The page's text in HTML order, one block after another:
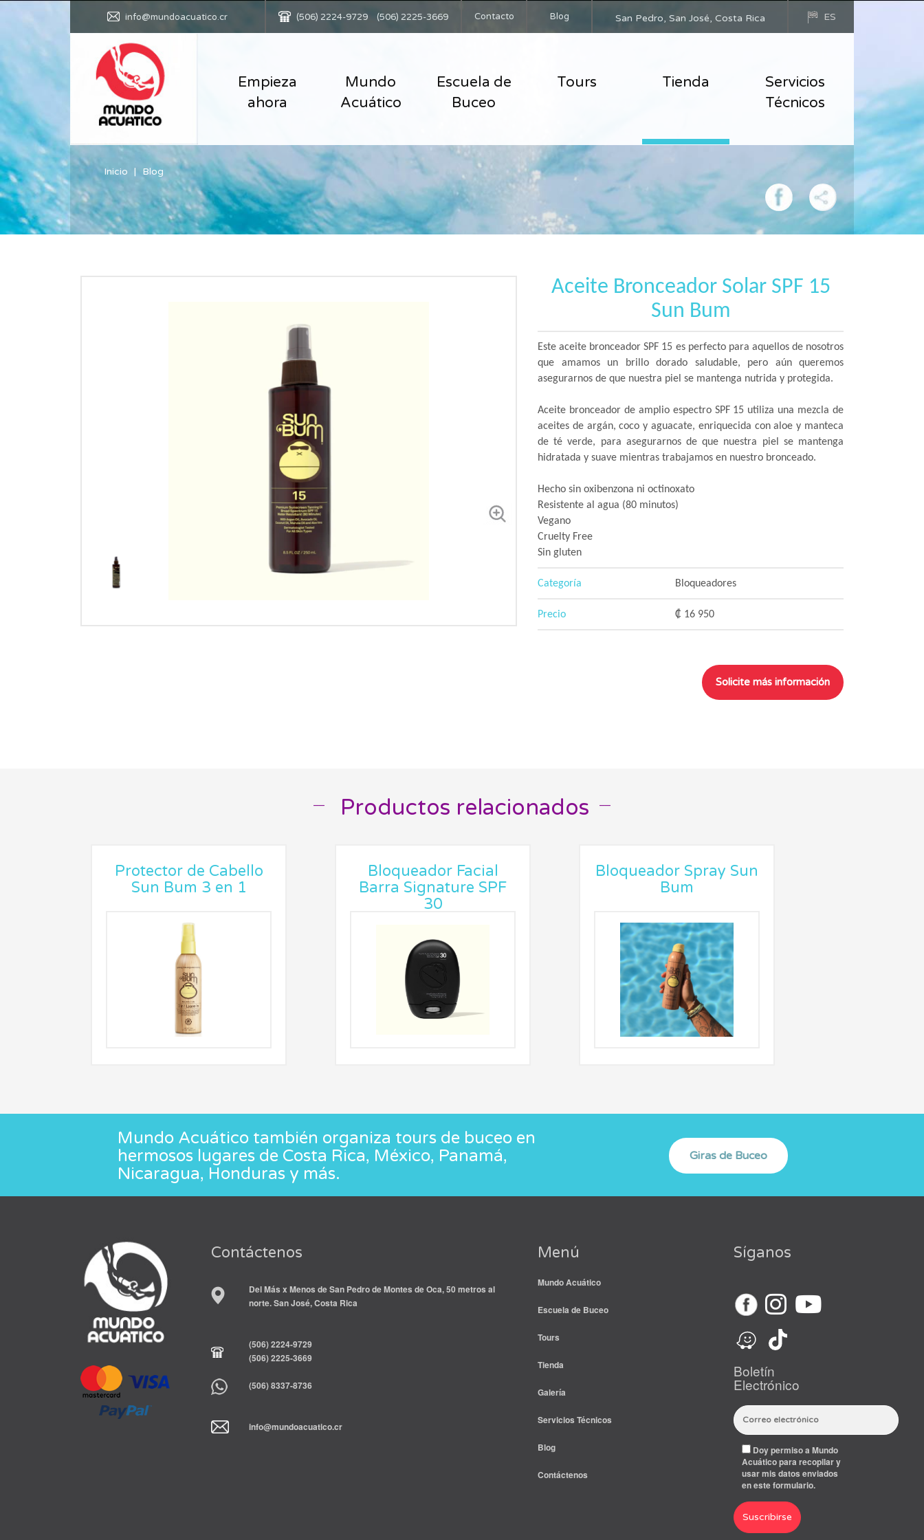
info@mundoacuatico.cr (506) 2224-9729 (506) 2225-3669 Contacto Blog San Pedro, San José, Costa Rica ES
Empieza
ahora
Mundo
Acuático
Escuela de
Buceo
Tours Tienda
Servicios
Técnicos
Inicio Blog
Aceite Bronceador Solar SPF 15
Sun Bum
Este aceite bronceador SPF 15 es perfecto para aquellos de nosotros
que amamos un brillo dorado saludable, pero aún queremos
asegurarnos de que nuestra piel se mantenga nutrida y protegida.
Aceite bronceador de amplio espectro SPF 15 utiliza una mezcla de
aceites de argán, coco y aguacate, enriquecida con aloe y manteca
de té verde, para asegurarnos de que nuestra piel se mantenga
hidratada y suave mientras trabajamos en nuestro bronceado.
Hecho sin oxibenzona ni octinoxato
Resistente al agua (80 minutos)
Vegano
Cruelty Free
Sin gluten
Categoría Bloqueadores
Precio ₡ 16 950
Productos relacionados
Protector de Cabello
Sun Bum 3 en 1
Bloqueador Facial
Barra Signature SPF
30
Bloqueador Spray Sun
Bum
Mundo Acuático también organiza tours de buceo en
hermosos lugares de Costa Rica, México, Panamá,
Nicaragua, Honduras y más.
Contáctenos
Del Más x Menos de San Pedro de Montes de Oca, 50 metros al
norte. San José, Costa Rica
(506) 2224-9729
(506) 2225-3669
(506) 8337-8736
info@mundoacuatico.cr
Menú
Mundo Acuático
Escuela de Buceo
Tours
Tienda
Galería
Servicios Técnicos
Blog
Contáctenos
Síganos
Boletín
Electrónico
Doy permiso a Mundo
Acuático para recopilar y
usar mis datos enviados
en este formulario.